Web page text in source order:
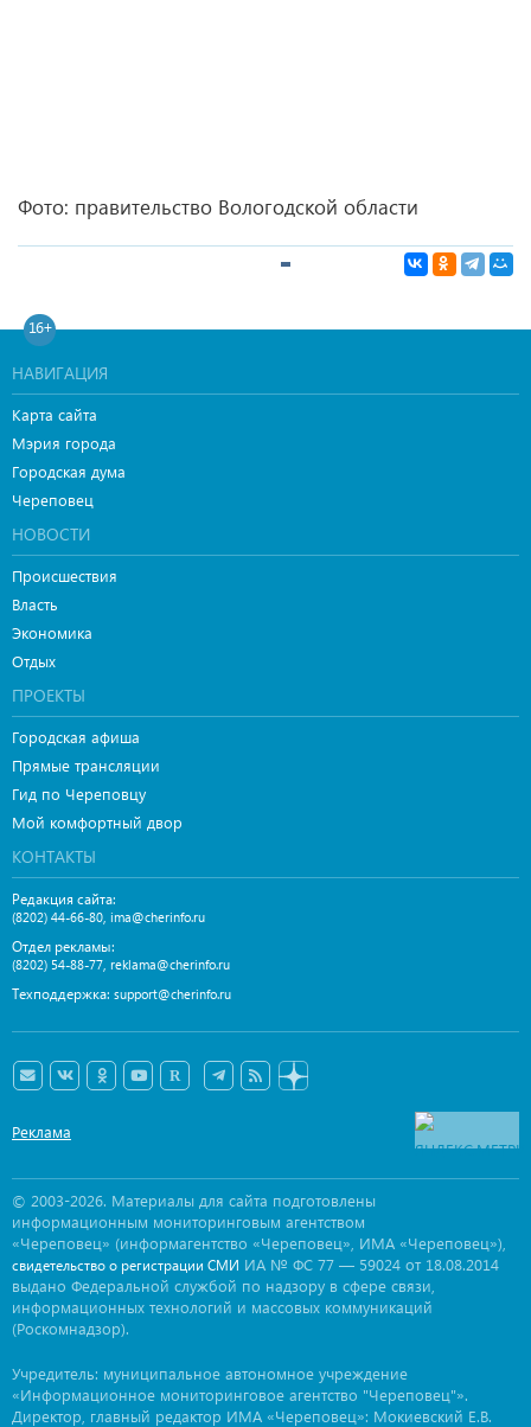
Фото: правительство Вологодской области
16+
НАВИГАЦИЯ
Карта сайта
Мэрия города
Городская дума
Череповец
НОВОСТИ
Происшествия
Власть
Экономика
Отдых
ПРОЕКТЫ
Городская афиша
Прямые трансляции
Гид по Череповцу
Мой комфортный двор
КОНТАКТЫ
Редакция сайта:
(8202) 44-66-80 ima@cherinfo.ru
Отдел рекламы:
(8202) 54-88-77 reklama@cherinfo.ru
Техподдержка: support@cherinfo.ru
Реклама
© 2003-2026. Материалы для сайта подготовлены
информационным мониторинговым агентством
«Череповец» (информагентство «Череповец», ИМА «Череповец»),
свидетельство о регистрации СМИ ИА № ФС 77 — 59024 от 18.08.2014
выдано Федеральной службой по надзору в сфере связи,
информационных технологий и массовых коммуникаций
(Роскомнадзор).
Учредитель: муниципальное автономное учреждение
«Информационное мониторинговое агентство "Череповец"».
Директор, главный редактор ИМА «Череповец»: Мокиевский Е.В.